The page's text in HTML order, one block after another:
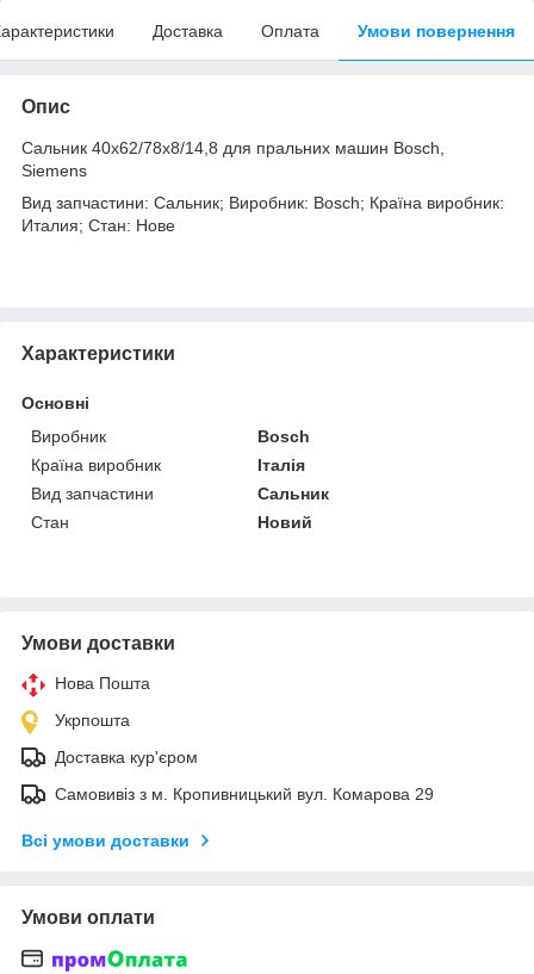
Доставка Оплата Умови повернення
Опис
Сальник 40x62/78x8/14,8 для пральних машин Bosch,
Siemens
Вид запчастини: Сальник; Виробник: Bosch; Країна виробник:
Италия; Стан: Нове
Характеристики
Основні
Виробник
Bosch
Країна виробник
Італія
Вид запчастини
Сальник
Стан
Новий
Умови доставки
Нова Пошта
Укрпошта
Доставка кур'єром
Самовивіз з м. Кропивницький вул. Комарова 29
Всі умови доставки
Умови оплати